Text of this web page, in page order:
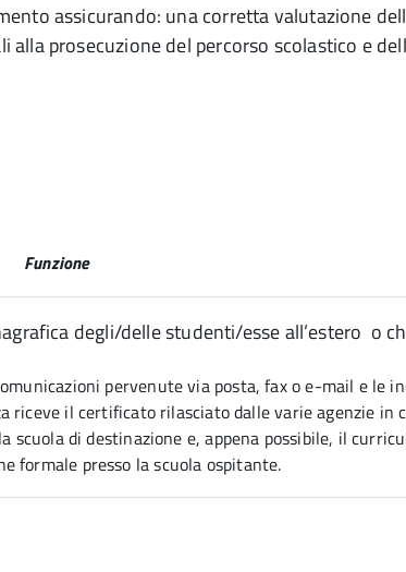
assicurando: una corretta valutazione
prosecuzione del percorso scolastico e
Funzione
degli/delle studenti/esse all’estero o
pervenute via posta, fax o e-mail e le
riceve il certificato rilasciato dalle varie agenzie in
scuola di destinazione e, appena possibile, il
formale presso la scuola ospitante.